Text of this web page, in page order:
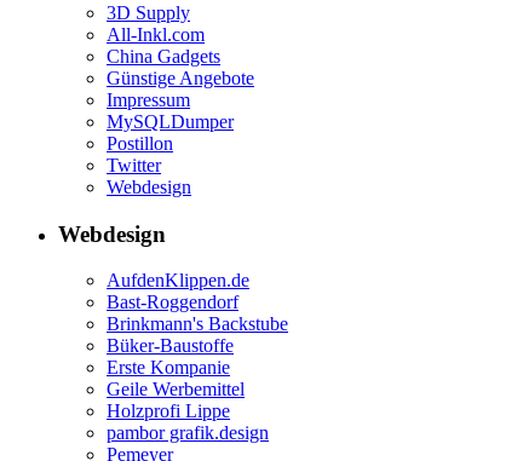
3D Supply
All-Inkl.com
China Gadgets
Günstige Angebote
Impressum
MySQLDumper
Postillon
Twitter
Webdesign
Webdesign
AufdenKlippen.de
Bast-Roggendorf
Brinkmann's Backstube
Büker-Baustoffe
Erste Kompanie
Geile Werbemittel
Holzprofi Lippe
pambor grafik.design
Pemeyer